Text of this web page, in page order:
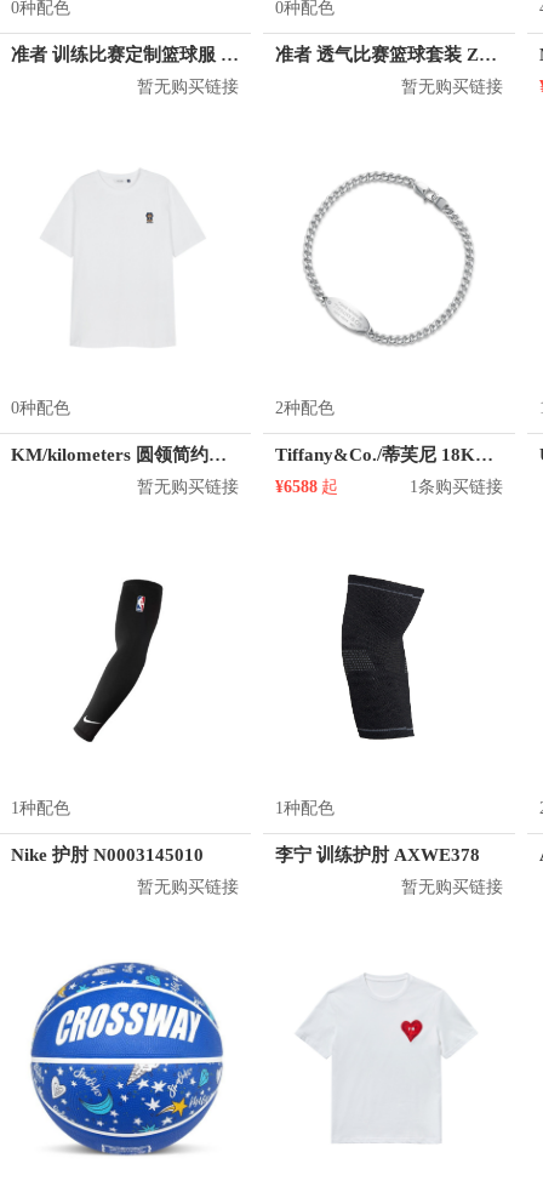
0种配色
准者 训练比赛定制篮球服 Z17110105
暂无购买链接
0种配色
准者 透气比赛篮球套装 Z118210177
暂无购买链接
0种配色
KM/kilometers 圆领简约短袖T恤 M2X2108073
暂无购买链接
2种配色
Tiffany&Co./蒂芙尼 18K金玫瑰金镶嵌钻石手链
¥6588 起 1条购买链接
1种配色
Nike 护肘 N0003145010
暂无购买链接
1种配色
李宁 训练护肘 AXWE378
暂无购买链接